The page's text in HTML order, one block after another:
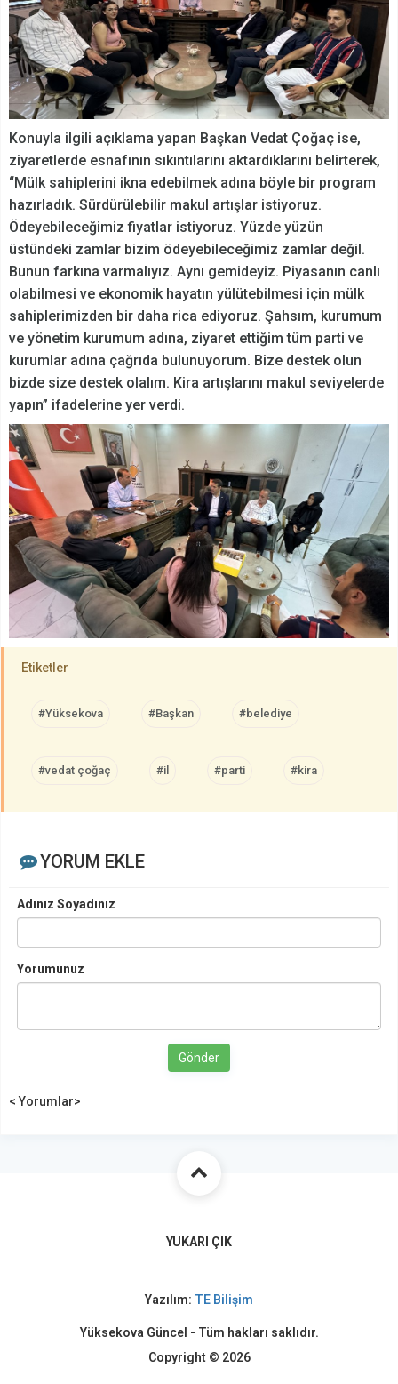
Konuyla ilgili açıklama yapan Başkan Vedat Çoğaç ise,
ziyaretlerde esnafının sıkıntılarını aktardıklarını belirterek,
“Mülk sahiplerini ikna edebilmek adına böyle bir program
hazırladık. Sürdürülebilir makul artışlar istiyoruz.
Ödeyebileceğimiz fiyatlar istiyoruz. Yüzde yüzün
üstündeki zamlar bizim ödeyebileceğimiz zamlar değil.
Bunun farkına varmalıyız. Aynı gemideyiz. Piyasanın canlı
olabilmesi ve ekonomik hayatın yülütebilmesi için mülk
sahiplerimizden bir daha rica ediyoruz. Şahsım, kurumum
ve yönetim kurumum adına, ziyaret ettiğim tüm parti ve
kurumlar adına çağrıda bulunuyorum. Bize destek olun
bizde size destek olalım. Kira artışlarını makul seviyelerde
yapın” ifadelerine yer verdi.
Etiketler
#Yüksekova #Başkan #belediye
#vedat çoğaç #il #parti #kira
YORUM EKLE
Adınız Soyadınız
Yorumunuz
Gönder
< Yorumlar>
YUKARI ÇIK
Yazılım: TE Bilişim
Yüksekova Güncel - Tüm hakları saklıdır.
Copyright © 2026